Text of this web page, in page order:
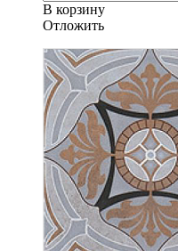
В корзину
Oтложить